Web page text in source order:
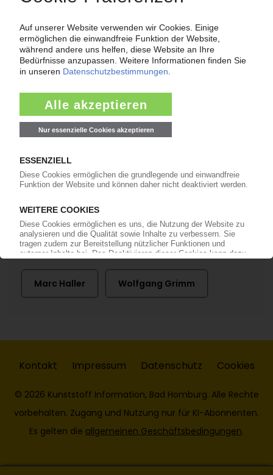
Packaging
02.11.2021
VERANSTALTUNGEN
„2KKlebstoffverarbeitung – Chancen und
Trends“
Mehr zu
Perlen Packaging Sulzer
Marc Haller Wolfgang Grimm
Kontakt Impressum Datenschutz Cookies
© 2026 Kunststoff Information, Bad Homburg. Alle Rechte
vorbehalten. Zugang und Nutzung nur für KI-Abonnenten.
Es gelten die allgemeinen Geschäftsbedingungen.